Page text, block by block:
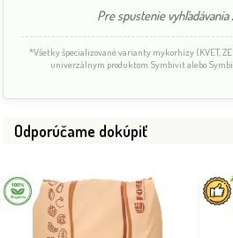
Pre spustenie vyhľadávania
*Všetky špecializované varianty mykorhízy (KVET,
univerzálnym produktom Symbivit alebo
Odporúčame dokúpiť